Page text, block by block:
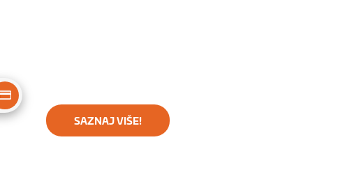
SAZNAJ VIŠE!